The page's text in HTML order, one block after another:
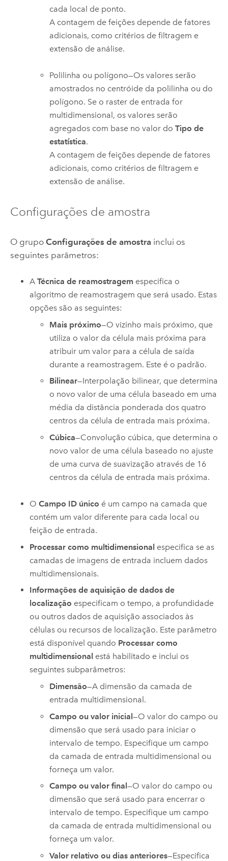
cada local de ponto.
A contagem de feições depende de fatores
adicionais, como critérios de filtragem e
extensão de análise.
Polilinha ou polígono—Os valores serão
amostrados no centróide da polilinha ou do
polígono. Se o raster de entrada for
multidimensional, os valores serão
agregados com base no valor doTipo de
estatística.
A contagem de feições depende de fatores
adicionais, como critérios de filtragem e
extensão de análise.
Configurações de amostra
O grupo Configurações de amostrainclui os
seguintes parâmetros:
ATécnica de reamostragem especifica o
algoritmo de reamostragem que será usado. Estas
opções são as seguintes:
Mais próximo—O vizinho mais próximo, que
utiliza o valor da célula mais próxima para
atribuir um valor para a célula de saída
durante a reamostragem. Este é o padrão.
Bilinear—Interpolação bilinear, que determina
o novo valor de uma célula baseado em uma
média da distância ponderada dos quatro
centros da célula de entrada mais próxima.
Cúbica—Convolução cúbica, que determina o
novo valor de uma célula baseado no ajuste
de uma curva de suavização através de 16
centros da célula de entrada mais próxima.
OCampo ID único é um campo na camada que
contém um valor diferente para cada local ou
feição de entrada.
Processar como multidimensional especifica se as
camadas de imagens de entrada incluem dados
multidimensionais.
Informações de aquisição de dados de
localização especificam o tempo, a profundidade
ou outros dados de aquisição associados às
células ou recursos de localização. Este parâmetro
está disponível quando Processar como
multidimensional está habilitado e inclui os
seguintes subparâmetros:
Dimensão—A dimensão da camada de
entrada multidimensional.
Campo ou valor inicial—O valor do campo ou
dimensão que será usado para iniciar o
intervalo de tempo. Especifique um campo
da camada de entrada multidimensional ou
forneça um valor.
Campo ou valor final—O valor do campo ou
dimensão que será usado para encerrar o
intervalo de tempo. Especifique um campo
da camada de entrada multidimensional ou
forneça um valor.
Valor relativo ou dias anteriores—Especifica